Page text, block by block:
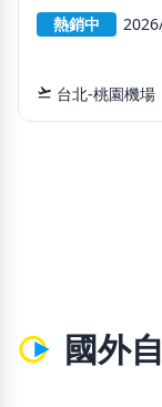
熱銷中
flight_takeoff 台北-桃園機場
國外